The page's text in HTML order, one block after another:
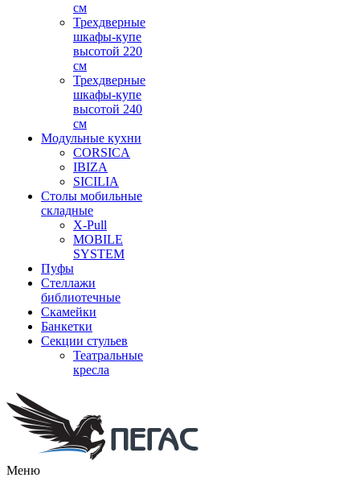
см
Трехдверные
шкафы-купе
высотой 220
см
Трехдверные
шкафы-купе
высотой 240
см
Модульные кухни
CORSICA
IBIZA
SICILIA
Столы мобильные
складные
X-Pull
MOBILE
SYSTEM
Пуфы
Стеллажи
библиотечные
Скамейки
Банкетки
Секции стульев
Театральные
кресла
Меню